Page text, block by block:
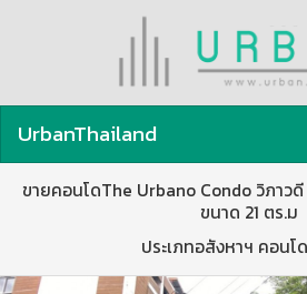
UrbanThailand
ขายคอนโดThe Urbano Condo วิภาวดี
ขนาด 21 ตร.ม
ประเภทอสังหาฯ คอนโ